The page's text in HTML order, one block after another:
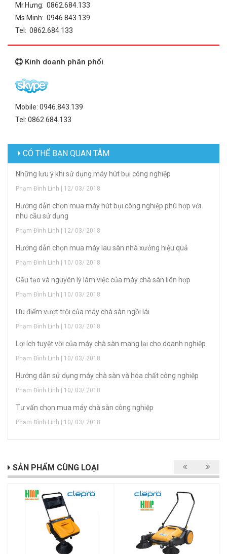
Mr.Hưng: 0862.684.133
Ms Minh: 0946.843.139
Tel: 0862.684.133
Kinh doanh phân phối
Mobile: 0946.843.139
Tel: 0862.684.133
CÓ THỂ BẠN QUAN TÂM
Những lưu ý khi sử dụng máy hút bụi công nghiệp
Phạm Đình Linh | 12/ 03/ 2018
Hướng dẫn chọn mua máy hút bụi công nghiệp phù hợp với
nhu cầu sử dụng
Phạm Đình Linh | 12/ 03/ 2018
Hướng dẫn chọn mua máy lau sàn nhà xưởng hiệu quả
Phạm Đình Linh | 10/ 03/ 2018
Cấu tạo và nguyên lý làm việc của máy chà sàn liên hợp
Phạm Đình Linh | 10/ 03/ 2018
Ưu điểm vượt trội của máy chà sàn ngồi lái
Phạm Đình Linh | 10/ 03/ 2018
Lợi ích tuyệt vời của máy chà sàn mang lại cho doanh nghiệp
Phạm Đình Linh | 10/ 03/ 2018
Hướng dẫn sử dụng máy chà sàn và hóa chất công nghiệp
Phạm Đình Linh | 10/ 03/ 2018
Tư vấn chọn mua máy chà sàn công nghiệp
Phạm Đình Linh | 10/ 03/ 2018
SẢN PHẨM CÙNG LOẠI